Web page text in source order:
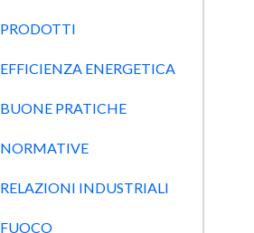
PRODOTTI
EFFICIENZA ENERGETICA
BUONE PRATICHE
NORMATIVE
RELAZIONI INDUSTRIALI
FUOCO